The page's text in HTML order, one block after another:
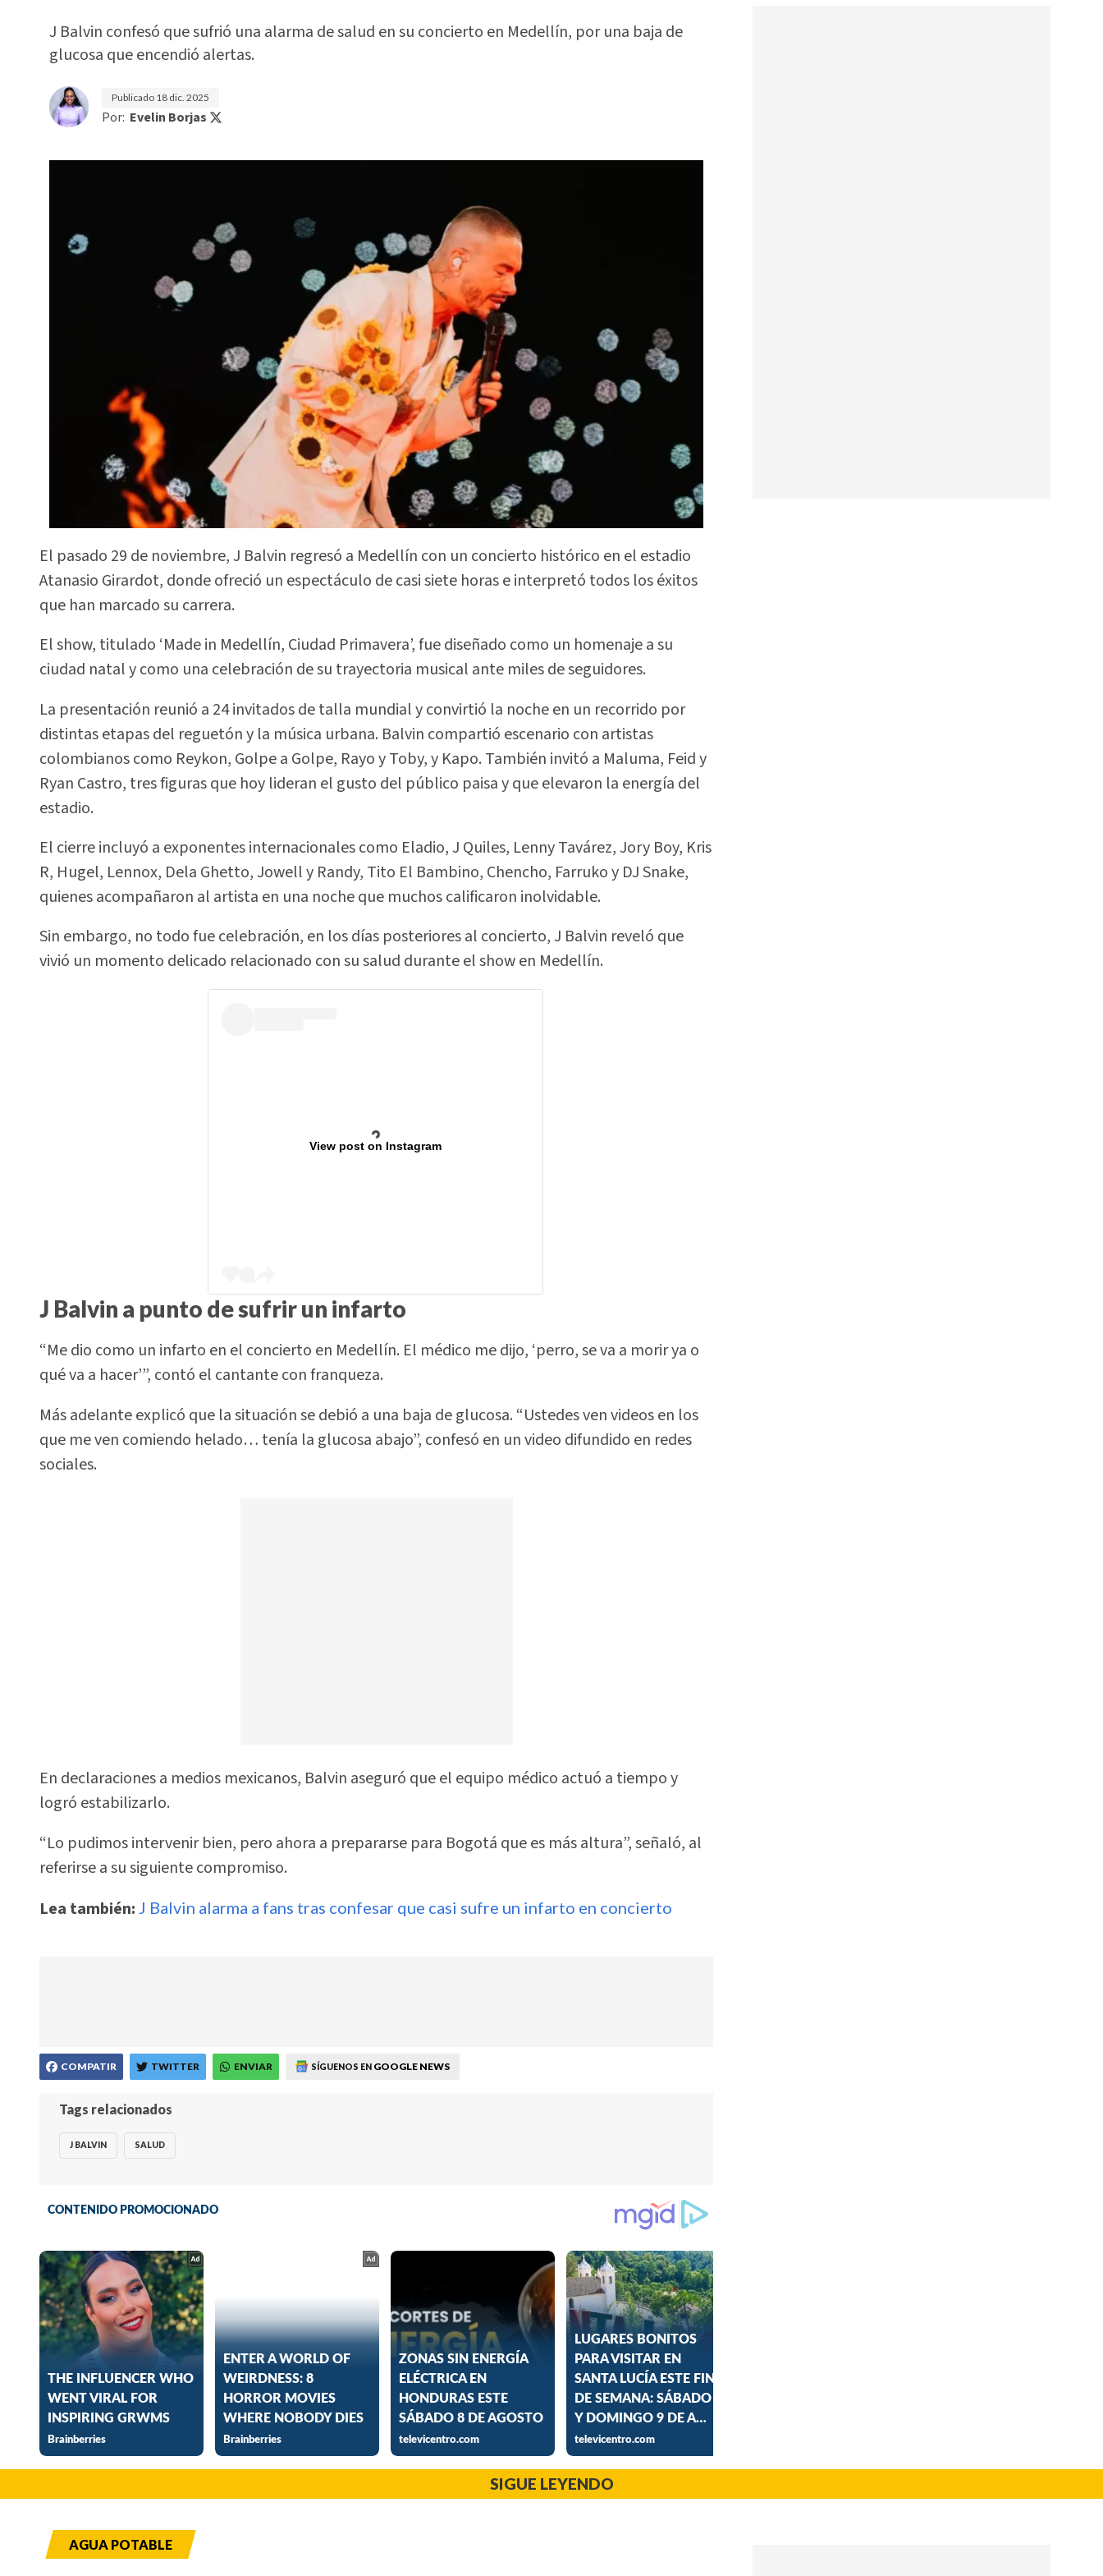
J Balvin confesó que sufrió una alarma de salud en su concierto en Medellín, por una baja de
glucosa que encendió alertas.
Publicado 18 dic. 2025
Por: Evelin Borjas
El pasado 29 de noviembre, J Balvin regresó a Medellín con un concierto histórico en el estadio
Atanasio Girardot, donde ofreció un espectáculo de casi siete horas e interpretó todos los éxitos
que han marcado su carrera.
El show, titulado ‘Made in Medellín, Ciudad Primavera’, fue diseñado como un homenaje a su
ciudad natal y como una celebración de su trayectoria musical ante miles de seguidores.
La presentación reunió a 24 invitados de talla mundial y convirtió la noche en un recorrido por
distintas etapas del reguetón y la música urbana. Balvin compartió escenario con artistas
colombianos como Reykon, Golpe a Golpe, Rayo y Toby, y Kapo. También invitó a Maluma, Feid y
Ryan Castro, tres figuras que hoy lideran el gusto del público paisa y que elevaron la energía del
estadio.
El cierre incluyó a exponentes internacionales como Eladio, J Quiles, Lenny Tavárez, Jory Boy, Kris
R, Hugel, Lennox, Dela Ghetto, Jowell y Randy, Tito El Bambino, Chencho, Farruko y DJ Snake,
quienes acompañaron al artista en una noche que muchos calificaron inolvidable.
Sin embargo, no todo fue celebración, en los días posteriores al concierto, J Balvin reveló que
vivió un momento delicado relacionado con su salud durante el show en Medellín.
View post on Instagram
J Balvin a punto de sufrir un infarto
“Me dio como un infarto en el concierto en Medellín. El médico me dijo, ‘perro, se va a morir ya o
qué va a hacer’”, contó el cantante con franqueza.
Más adelante explicó que la situación se debió a una baja de glucosa. “Ustedes ven videos en los
que me ven comiendo helado… tenía la glucosa abajo”, confesó en un video difundido en redes
sociales.
En declaraciones a medios mexicanos, Balvin aseguró que el equipo médico actuó a tiempo y
logró estabilizarlo.
“Lo pudimos intervenir bien, pero ahora a prepararse para Bogotá que es más altura”, señaló, al
referirse a su siguiente compromiso.
Lea también: J Balvin alarma a fans tras confesar que casi sufre un infarto en concierto
COMPATIR TWITTER ENVIAR SÍGUENOS EN GOOGLE NEWS
Tags relacionados
J BALVIN SALUD
SIGUE LEYENDO
AGUA POTABLE